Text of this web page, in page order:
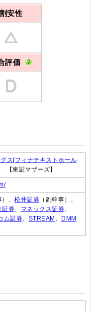
割安性
評価
ス[フィナテキストホール
【東証マザーズ】
、 松井証券 （副幹事）、
証券、 マネックス証券、
ム証券、 STREAM 、
DMM